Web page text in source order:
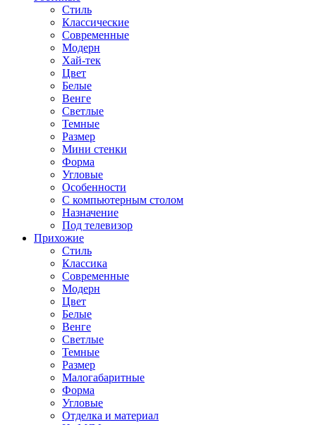
Стиль
Классические
Современные
Модерн
Хай-тек
Цвет
Белые
Венге
Светлые
Темные
Размер
Мини стенки
Форма
Угловые
Особенности
С компьютерным столом
Назначение
Под телевизор
Прихожие
Стиль
Классика
Современные
Модерн
Цвет
Белые
Венге
Светлые
Темные
Размер
Малогабаритные
Форма
Угловые
Отделка и материал